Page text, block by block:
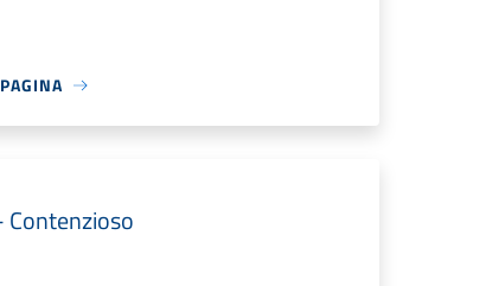
Contenzioso